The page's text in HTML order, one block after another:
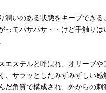
いのある状態をキープできる。
ってパサパサ・・けど手触りは
エステルと呼ばれ、オリーブ
サラッとしたみずみずしい感
だ角質で構成され、外からの